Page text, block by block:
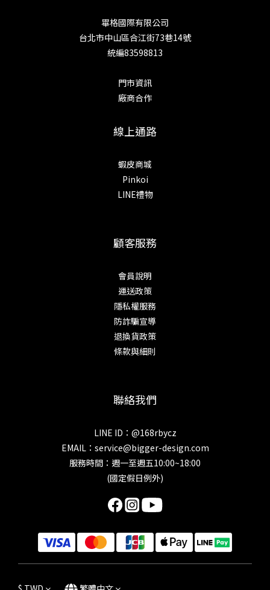
畢格國際有限公司
台北市中山區合江街73巷14號
統編83598813
門市資訊
廠商合作
線上通路
蝦皮商城
Pinkoi
LINE禮物
顧客服務
會員說明
運送政策
隱私權服務
防詐騙宣導
退換貨政策
條款與細則
聯絡我們
LINE ID：@168rbycz
EMAIL： service@bigger-design.com
服務時間：週一至週五10:00~18:00
(國定假日例外)